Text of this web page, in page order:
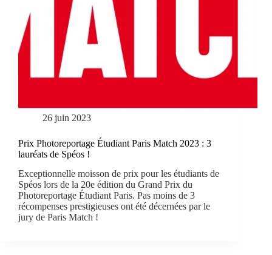
26 juin 2023
Prix Photoreportage Étudiant Paris Match 2023 : 3
lauréats de Spéos !
Exceptionnelle moisson de prix pour les étudiants de
Spéos lors de la 20e édition du Grand Prix du
Photoreportage Étudiant Paris. Pas moins de 3
récompenses prestigieuses ont été décernées par le
jury de Paris Match !